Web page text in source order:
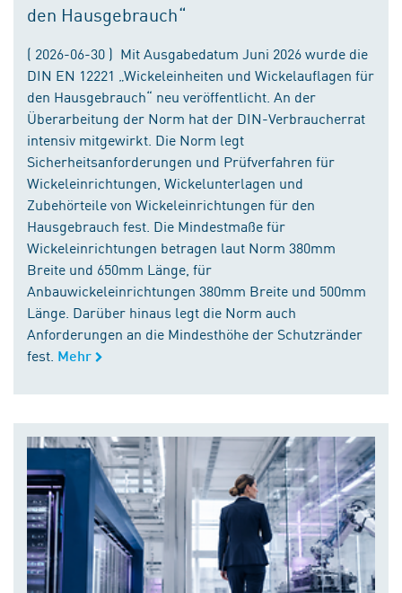
den Hausgebrauch“
( 2026-06-30 ) Mit Ausgabedatum Juni 2026 wurde die
DIN EN 12221 „Wickeleinheiten und Wickelauflagen für
den Hausgebrauch“ neu veröffentlicht. An der
Überarbeitung der Norm hat der DIN-Verbraucherrat
intensiv mitgewirkt. Die Norm legt
Sicherheitsanforderungen und Prüfverfahren für
Wickeleinrichtungen, Wickelunterlagen und
Zubehörteile von Wickeleinrichtungen für den
Hausgebrauch fest. Die Mindestmaße für
Wickeleinrichtungen betragen laut Norm 380mm
Breite und 650mm Länge, für
Anbauwickeleinrichtungen 380mm Breite und 500mm
Länge. Darüber hinaus legt die Norm auch
Anforderungen an die Mindesthöhe der Schutzränder
fest. Mehr